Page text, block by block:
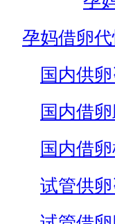
孕妈借卵
国内供
国内借
国内借
试管供